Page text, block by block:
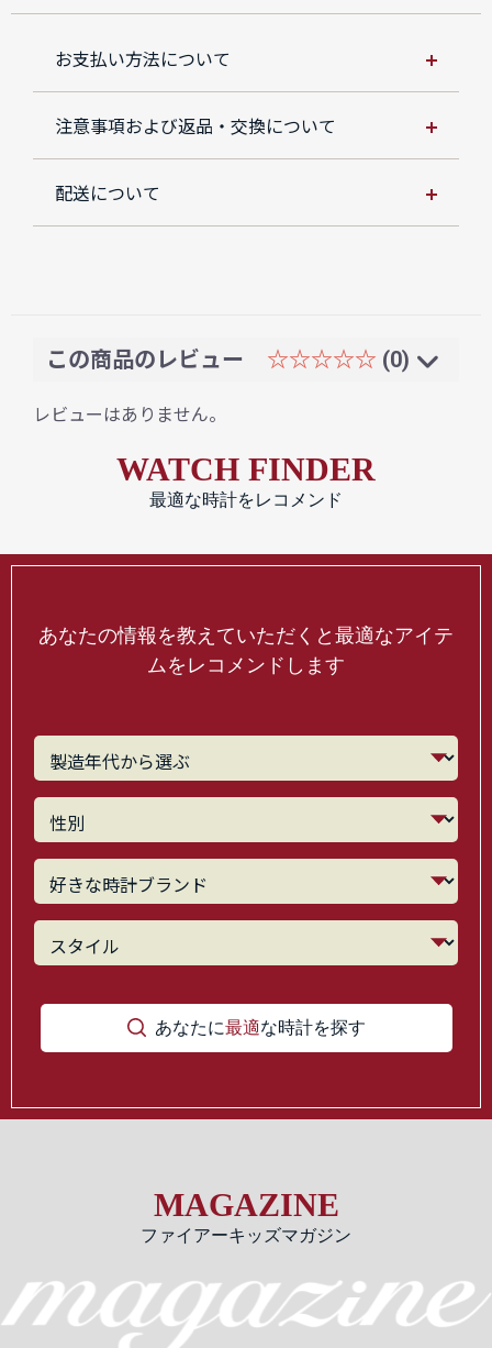
お支払い方法について
注意事項および返品・交換について
配送について
この商品のレビュー ☆☆☆☆☆ (0)
レビューはありません。
WATCH FINDER
最適な時計をレコメンド
あなたの情報を教えていただくと最適なアイテ
ムをレコメンドします
あなたに最適な時計を探す
MAGAZINE
ファイアーキッズマガジン